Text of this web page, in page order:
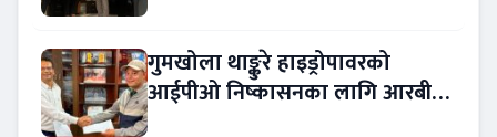
गुमखोला थाङ्कुरे हाइड्रोपावरको
आईपीओ निष्कासनका लागि आरबीबी